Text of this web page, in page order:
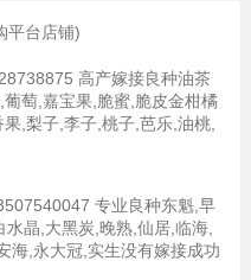
平台店铺)
高产嫁接良种油茶
萄,嘉宝果,脆蜜,脆皮金柑橘
,梨子,李子,桃子,芭乐,油桃,
专业良种东魁,早
晶,大黑炭,晚熟,仙居,临海,
海,永大冠,实生没有嫁接成功